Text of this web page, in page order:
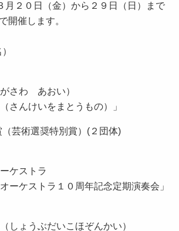
月２０日（金）から２９日（日）まで
開催します。
さわ あおい）
さんけいをまとうもの）」
芸術選奨特別賞）(２団体)
ケストラ
ーケストラ１０周年記念定期演奏会」
しょうぶだいこほぞんかい）